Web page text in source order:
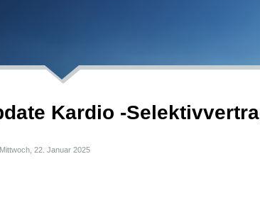
Kardio -
Mittwoch, 22. Januar 2025